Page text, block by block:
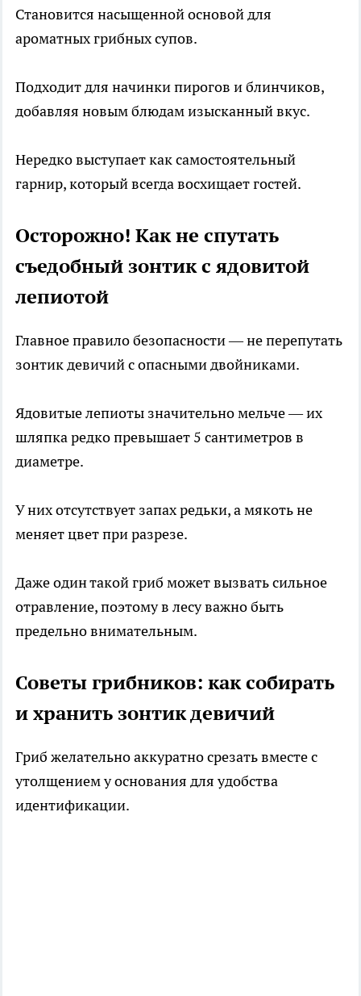
Становится насыщенной основой для
ароматных грибных супов.
Подходит для начинки пирогов и блинчиков,
добавляя новым блюдам изысканный вкус.
Нередко выступает как самостоятельный
гарнир, который всегда восхищает гостей.
Осторожно! Как не спутать
съедобный зонтик с ядовитой
лепиотой
Главное правило безопасности — не перепутать
зонтик девичий с опасными двойниками.
Ядовитые лепиоты значительно мельче — их
шляпка редко превышает 5 сантиметров в
диаметре.
У них отсутствует запах редьки, а мякоть не
меняет цвет при разрезе.
Даже один такой гриб может вызвать сильное
отравление, поэтому в лесу важно быть
предельно внимательным.
Советы грибников: как собирать
и хранить зонтик девичий
Гриб желательно аккуратно срезать вместе с
утолщением у основания для удобства
идентификации.